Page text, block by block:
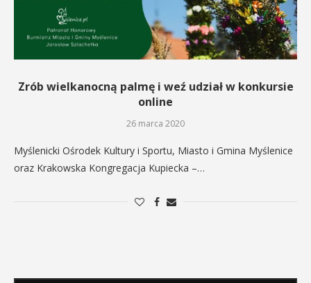
Zrób wielkanocną palmę i weź udział w konkursie
online
26 marca 2020
Myślenicki Ośrodek Kultury i Sportu, Miasto i Gmina Myślenice
oraz Krakowska Kongregacja Kupiecka –…